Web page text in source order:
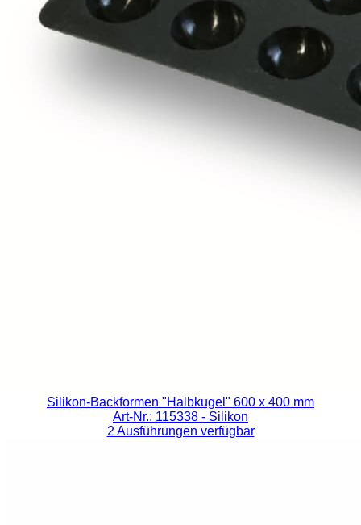
Silikon-Backformen "Halbkugel" 600 x 400 mm
Art-Nr.: 115338 - Silikon
2 Ausführungen verfügbar